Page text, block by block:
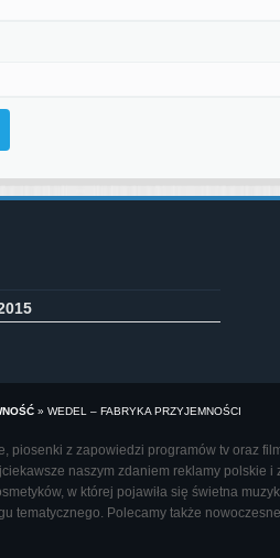
» WEDEL – FABRYKA PRZYJEMNOŚCI
piosenki z zapowiedzi programów tv oraz
naszym zdaniem reklamy polskie
w której pojawiła się świetna
tematycznego. Polecamy także